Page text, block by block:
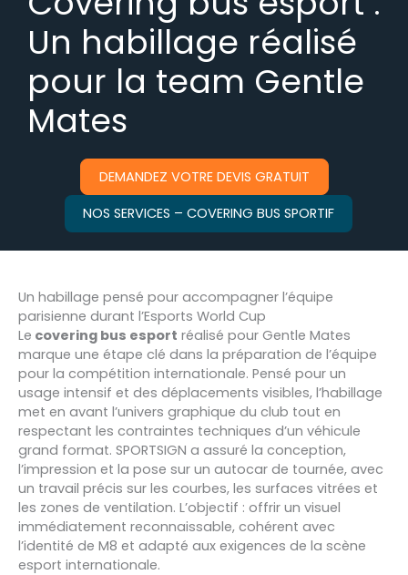
Un habillage réalisé
pour la team Gentle
Mates
DEMANDEZ VOTRE DEVIS GRATUIT
NOS SERVICES – COVERING BUS SPORTIF
Un habillage pensé pour accompagner l’équipe
parisienne durant l’Esports World Cup
Le covering bus esport réalisé pour Gentle Mates
marque une étape clé dans la préparation de l’équipe
pour la compétition internationale. Pensé pour un
usage intensif et des déplacements visibles, l’habillage
met en avant l’univers graphique du club tout en
respectant les contraintes techniques d’un véhicule
grand format. SPORTSIGN a assuré la conception,
l’impression et la pose sur un autocar de tournée, avec
un travail précis sur les courbes, les surfaces vitrées et
les zones de ventilation. L’objectif : offrir un visuel
immédiatement reconnaissable, cohérent avec
l’identité de M8 et adapté aux exigences de la scène
esport internationale.